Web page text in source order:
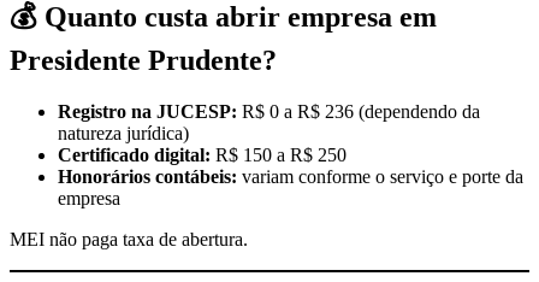
💰 Quanto custa abrir empresa em
Presidente Prudente?
Registro na JUCESP: R$ 0 a R$ 236 (dependendo da
natureza jurídica)
Certificado digital: R$ 150 a R$ 250
Honorários contábeis: variam conforme o serviço e porte da
empresa
MEI não paga taxa de abertura.